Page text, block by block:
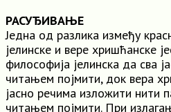
РАСУЂИВАЊЕ
Једна од разлика између
јелинске и вере хришћанске
философија јелинска да сва
читањем појмити, док вера
јасно речима изложити нити
читањем појмити. При